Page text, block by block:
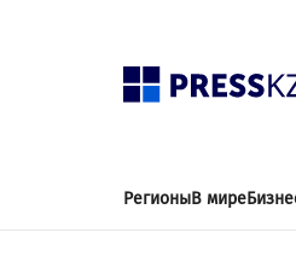
РегионыВ мире